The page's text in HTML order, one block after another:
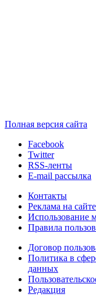
Полная версия сайта
Facebook
Twitter
RSS-ленты
E-mail рассылка
Контакты
Реклама на сайте
Использование
Правила
Договор
Политика в
данных
Редакция